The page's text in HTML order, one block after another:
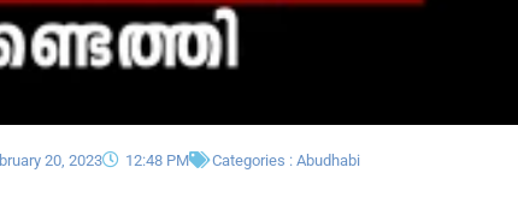
20, 2023 12:48 PM Categories : Abudhabi